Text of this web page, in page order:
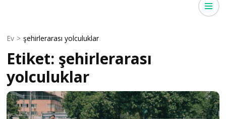
Ev > şehirlerarası yolculuklar
Etiket: şehirlerarası
yolculuklar